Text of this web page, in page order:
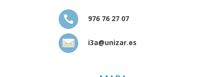
976 76 27 07
i3a@unizar.es